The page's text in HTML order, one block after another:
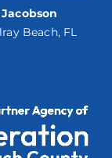
Beach, FL